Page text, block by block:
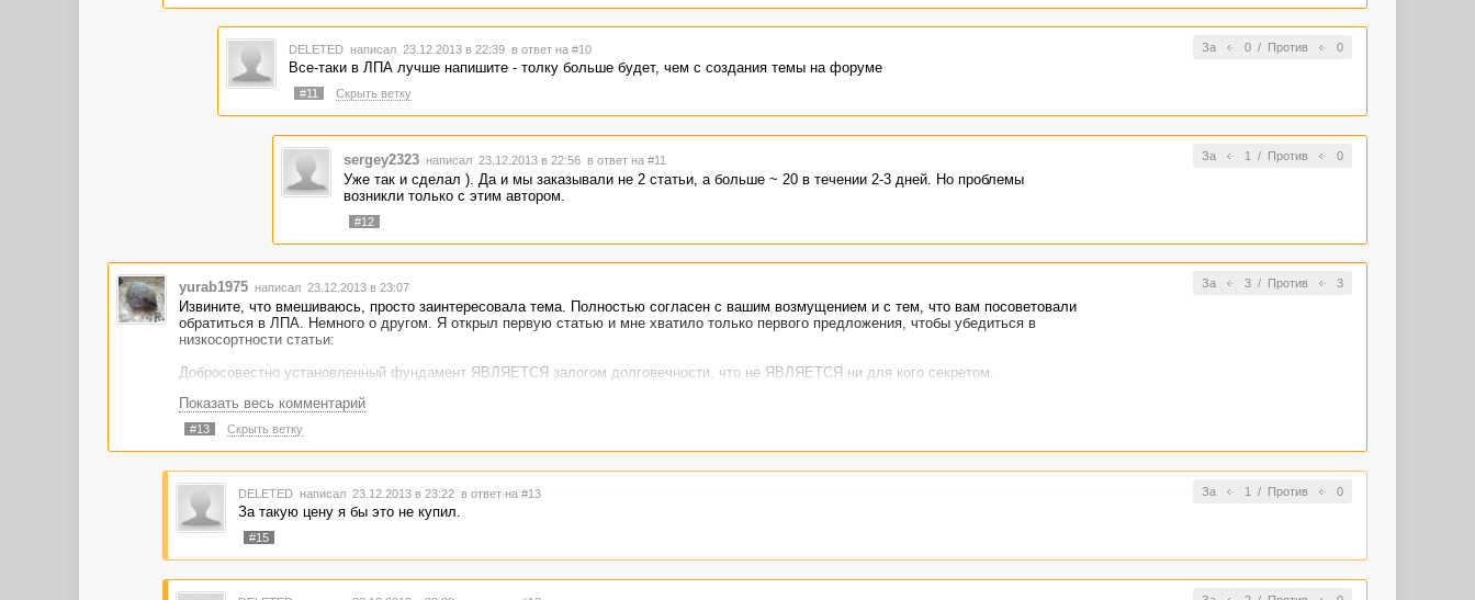
За 0/ Против 0
DELETED написал 23.12.2013 в 22:39 в ответ на #10
Все-таки в ЛПА лучше напишите - толку больше будет, чем с создания темы на форуме
#11 Скрыть ветку
За 1 / Против 0
sergey2323 написал 23.12.2013 в 22:56 в ответ на #11
Уже так и сделал ). Да и мы заказывали не 2 статьи, а больше ~ 20 в течении 2-3 дней. Но проблемы
возникли только с этим автором.
#12
За 3/ Против 3
yurab1975 написал 23.12.2013 в 23:07
Извините, что вмешиваюсь, просто заинтересовала тема. Полностью согласен с вашим возмущением и с тем, что вам посоветовали
обратиться в ЛПА. Немного о другом. Я открыл первую статью и мне хватило только первого предложения, чтобы убедиться в
низкосортности статьи:
Добросовестно установленный фундамент ЯВЛЯЕТСЯ залогом долговечности, что не ЯВЛЯЕТСЯ ни для кого секретом.
Также НЕОБХОДИМО после установки НУЖНО сделать качественную гидроизоляцию
Даже, если она предназначена для автоматической Мирки, зачем вы принимали такой текст?
В ЛПА обязательно пишите, если автор, который настолько безграмотно написал статью, сумел ее еще и продать в тот же день -
ваши деньги должны вернуться.
Показать весь комментарий
#13 Скрыть ветку
За 1 / Против 0
DELETED написал 23.12.2013 в 23:22 в ответ на #13
За такую цену я бы это не купил.
#15